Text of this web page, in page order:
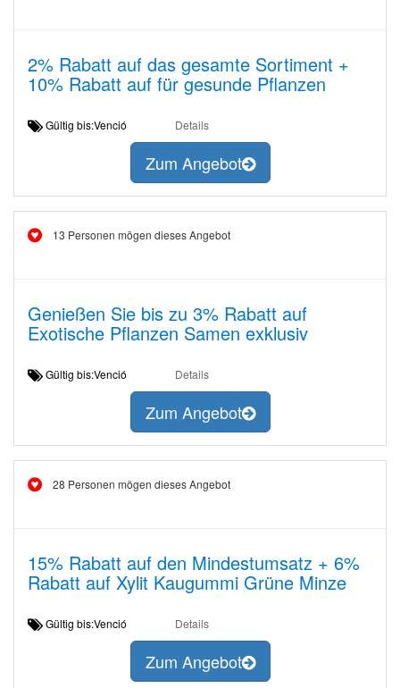
2% Rabatt auf das gesamte Sortiment +
10% Rabatt auf für gesunde Pflanzen
Gültig bis:Venció Details
Zum Angebot
13 Personen mögen dieses Angebot
Genießen Sie bis zu 3% Rabatt auf
Exotische Pflanzen Samen exklusiv
Gültig bis:Venció Details
Zum Angebot
28 Personen mögen dieses Angebot
15% Rabatt auf den Mindestumsatz + 6%
Rabatt auf Xylit Kaugummi Grüne Minze
Gültig bis:Venció Details
Zum Angebot